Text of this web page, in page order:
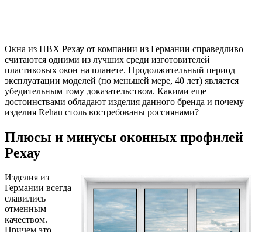
Окна из ПВХ Рехау от компании из Германии справедливо
считаются одними из лучших среди изготовителей
пластиковых окон на планете. Продолжительный период
эксплуатации моделей (по меньшей мере, 40 лет) является
убедительным тому доказательством. Какими еще
достоинствами обладают изделия данного бренда и почему
изделия Rehau столь востребованы россиянами?
Плюсы и минусы оконных профилей
Рехау
Изделия из
Германии всегда
славились
отменным
качеством.